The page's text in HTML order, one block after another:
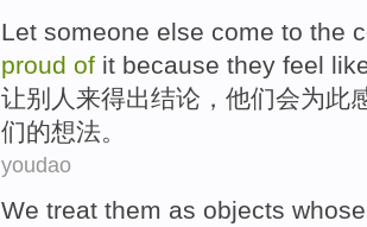
Let someone else come to the
proud of it because they feel
让别人来得出结论，他们会为此
们的想法。
youdao
We treat them as objects whose